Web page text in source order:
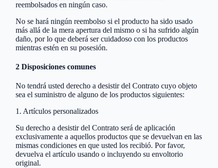
reembolsados en ningún caso.
No se hará ningún reembolso si el producto ha sido usado
más allá de la mera apertura del mismo o si ha sufrido algún
daño, por lo que deberá ser cuidadoso con los productos
mientras estén en su posesión.
2 Disposiciones comunes
No tendrá usted derecho a desistir del Contrato cuyo objeto
sea el suministro de alguno de los productos siguientes:
1. Artículos personalizados
Su derecho a desistir del Contrato será de aplicación
exclusivamente a aquellos productos que se devuelvan en las
mismas condiciones en que usted los recibió. Por favor,
devuelva el artículo usando o incluyendo su envoltorio
original.